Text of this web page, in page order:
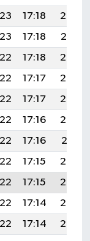
17:18
20:38
17:18
20:37
17:18
20:36
17:17
20:35
17:17
20:34
17:16
20:32
17:16
20:31
17:15
20:30
17:15
20:29
17:14
20:27
17:14
20:26